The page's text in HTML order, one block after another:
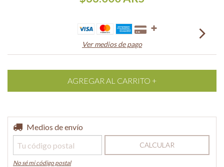
Ver medios de pago
Entregas para el CP:
Medios de envío
CALCULAR
No sé mi código postal